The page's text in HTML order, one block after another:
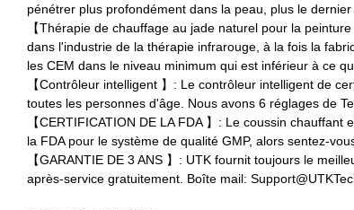
pénétrer plus profondément dans la peau, plus le
【Thérapie de chauffage au jade naturel pour la
dans l'industrie de la thérapie infrarouge, à la fois la
les CEM dans le niveau minimum qui est inférieur à ce
【Contrôleur intelligent 】: Le contrôleur intelligent de
toutes les personnes d'âge. Nous avons 6 réglages de
【CERTIFICATION DE LA FDA 】: Le coussin
la FDA pour le système de qualité GMP, alors sentez-
【GARANTIE DE 3 ANS 】: UTK fournit toujours le
après-service gratuitement. Boîte mail: